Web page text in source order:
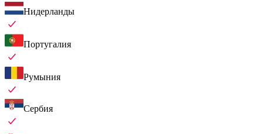
Нидерланды
Португалия
Румыния
Сербия